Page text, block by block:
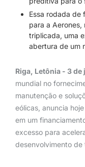
Essa rodada de
para a
triplicada, uma
abertura de um
Riga, Letônia - 3
mundial no
manutenção e
eólicas, anuncia
em um
excesso para
desenvolvimento de